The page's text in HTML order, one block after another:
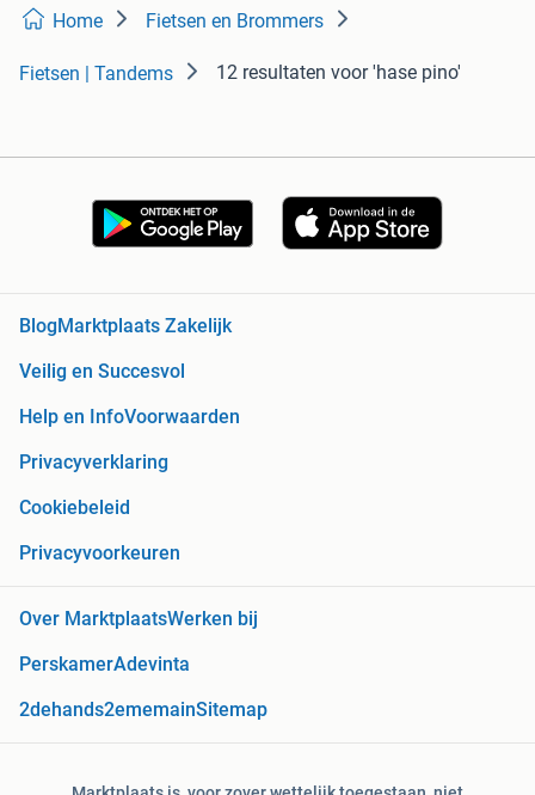
Home Fietsen en Brommers
Fietsen | Tandems 12 resultaten voor 'hase pino'
Blog Marktplaats Zakelijk
Veilig en Succesvol
Help en InfoVoorwaarden
Privacyverklaring
Cookiebeleid
Privacyvoorkeuren
Over MarktplaatsWerken bij
PerskamerAdevinta
2dehands2ememainSitemap